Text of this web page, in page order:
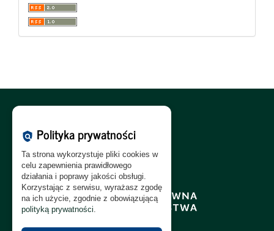
Polityka Prywatności:PL
Polityka RODO:PL|EN
policy Polityka prywatności
Ta strona wykorzystuje pliki cookies w
celu zapewnienia prawidłowego
działania i poprawy jakości obsługi.
Korzystając z serwisu, wyrażasz zgodę
na ich użycie, zgodnie z obowiązującą
polityką prywatności